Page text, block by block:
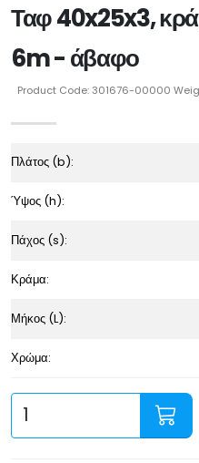
Ταφ 40x25x3,
6m - άβαφο
Product Code: 301676-00000
Πλάτος (b):
Ύψος (h):
Πάχος (s):
Κράμα:
Μήκος (L):
Χρώμα: